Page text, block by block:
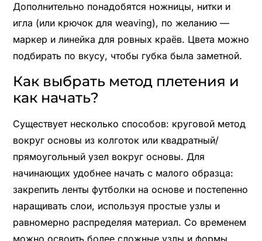
Дополнительно понадобятся ножницы, нитки и
игла (или крючок для weaving), по желанию —
маркер и линейка для ровных краёв. Цвета можно
подбирать по вкусу, чтобы губка была заметной.
Как выбрать метод плетения и
как начать?
Существует несколько способов: круговой метод
вокруг основы из колготок или квадратный/
прямоугольный узел вокруг основы. Для
начинающих удобнее начать с малого образца:
закрепить ленты футболки на основе и постепенно
наращивать слои, используя простые узлы и
равномерно распределяя материал. Со временем
можно освоить более сложные узлы и формы.